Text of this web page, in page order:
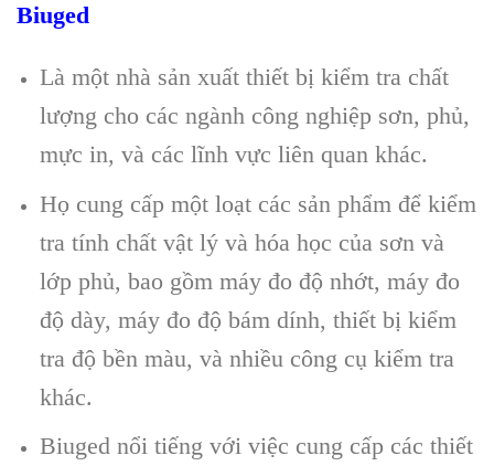
Biuged
Là một nhà sản xuất thiết bị kiểm tra chất
lượng cho các ngành công nghiệp sơn, phủ,
mực in, và các lĩnh vực liên quan khác.
Họ cung cấp một loạt các sản phẩm để kiểm
tra tính chất vật lý và hóa học của sơn và
lớp phủ, bao gồm máy đo độ nhớt, máy đo
độ dày, máy đo độ bám dính, thiết bị kiểm
tra độ bền màu, và nhiều công cụ kiểm tra
khác.
Biuged nổi tiếng với việc cung cấp các thiết